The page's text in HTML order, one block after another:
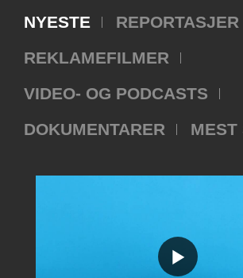
NYESTE
REPORTASJER
REKLAMEFILMER
VIDEO- OG PODCASTS
DOKUMENTARER
MEST